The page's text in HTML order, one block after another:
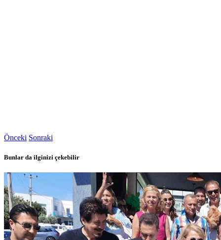
Önceki Sonraki
Bunlar da ilginizi çekebilir